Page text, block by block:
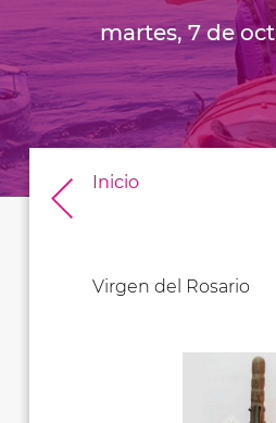
martes, 7 de
Inicio
Virgen del Rosario